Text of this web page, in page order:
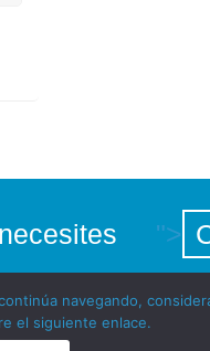
necesites ">
navegando,
el siguiente enlace.